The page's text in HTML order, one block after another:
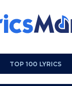
TOP 100 LYRICS